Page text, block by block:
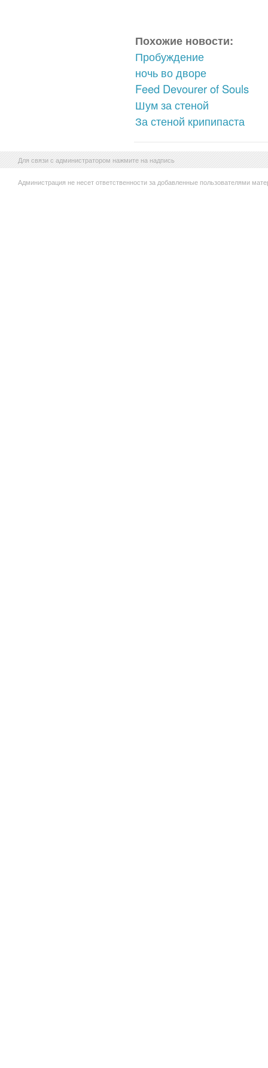
Похожие новости:
Пробуждение
ночь во дворе
Feed Devourer of Souls
Шум за стеной
За стеной крипипаста
Для связи с администратором нажмите на надпись
Администрация не несет ответственности за добавленные пользователями